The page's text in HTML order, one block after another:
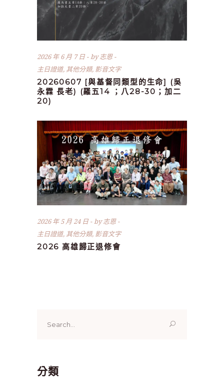
2026 年 6 月 7 日 by志恩
主日證道, 其他分類, 影音文字
20260607 [與基督同類型的生命] (吳
永霖 長老) (羅五14 ；八28-30；加二
20)
2026 年 5 月 24 日 by志恩
主日證道, 其他分類, 影音文字
2026 高雄歸正退修會
for:
分類